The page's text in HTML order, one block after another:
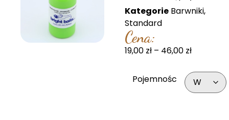
Kategorie Barwniki,
Standard
Cena:
19,00 zł – 46,00 zł
Pojemnośc